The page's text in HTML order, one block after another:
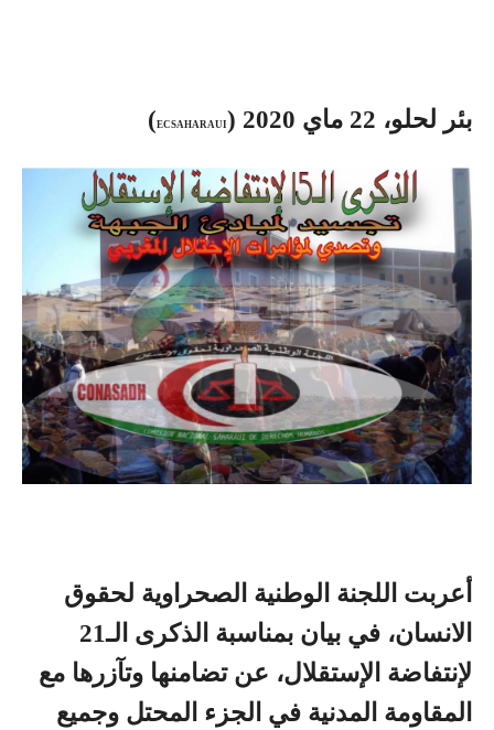
بئر لحلو، 22 ماي 2020 ( ECSAHARAUI
)
أعربت اللجنة الوطنية الصحراوية لحقوق
الانسان، في بيان بمناسبة الذكرى الـ21
لإنتفاضة الإستقلال، عن تضامنها وتآزرها مع
المقاومة المدنية في الجزء المحتل وجميع